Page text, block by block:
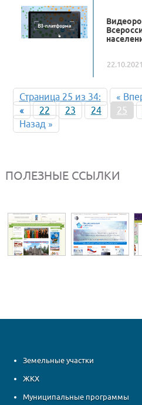
22.10.2021
Страница 25 из 34: «
«
22 23 24 25
Назад »
ПОЛЕЗНЫЕ ССЫЛКИ
Земельные участки
ЖКХ
Муниципальные программы